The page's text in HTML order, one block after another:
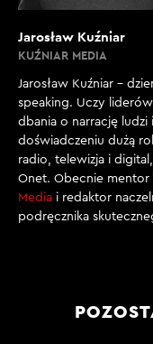
Jarosław Kuźniar
KUŹNIAR MEDIA
Jarosław Kuźniar –
speaking. Uczy
dbania o narrację
doświadczeniu dużą
radio, telewizja i digital,
Onet. Obecnie mentor
Media i redaktor
podręcznika